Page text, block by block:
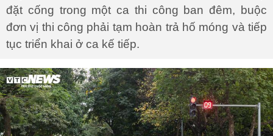
đặt cống trong một ca thi công ban đêm, buộc
đơn vị thi công phải tạm hoàn trả hố móng và tiếp
tục triển khai ở ca kế tiếp.